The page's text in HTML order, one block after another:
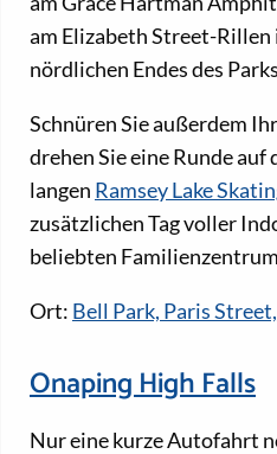
am Elizabeth Street-Rillen
nördlichen Endes des
Schnüren Sie außerdem
drehen Sie eine Runde
langen Ramsey Lake
zusätzlichen Tag voller
beliebten Familienzentrum
Ort: Bell Park, Paris
Onaping High Falls
Nur eine kurze Autofahrt